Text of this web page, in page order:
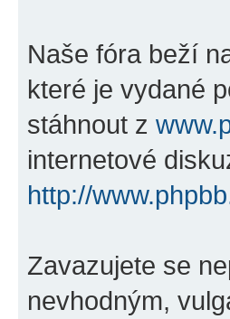
Naše fóra beží
které je vydané
stáhnout z
internetové
http://
Zavazujete se
nevhodným,